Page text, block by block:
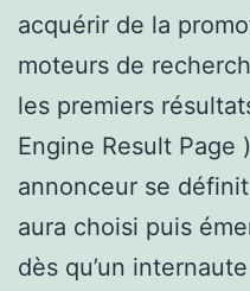
acquérir de la
moteurs de
les premiers
Engine Result
annonceur se
aura choisi puis
dès qu’un